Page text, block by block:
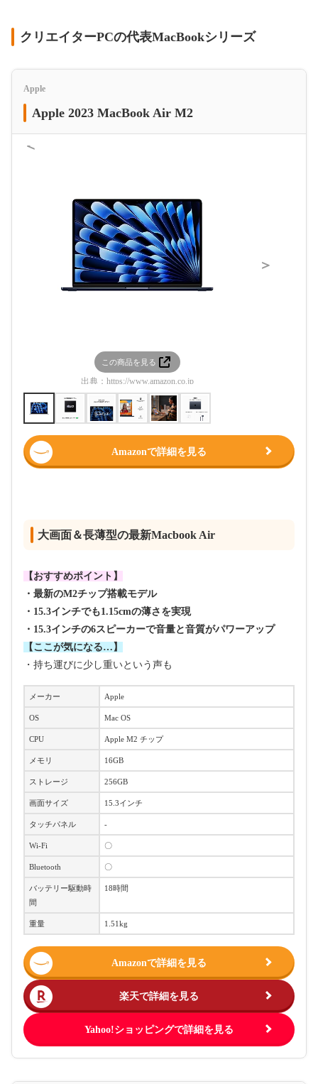
クリエイターPCの代表MacBookシリーズ
Apple
Apple 2023 MacBook Air M2
＜
この商品を見る
出典： https://www.amazon.co.jp
＞
Amazonで詳細を見る
大画面＆長薄型の最新Macbook Air
【おすすめポイント】
・最新のM2チップ搭載モデル
・15.3インチでも1.15cmの薄さを実現
・15.3インチの6スピーカーで音量と音質がパワーアップ
【ここが気になる…】
・持ち運びに少し重いという声も
メーカー Apple
OS Mac OS
CPU Apple M2 チップ
メモリ 16GB
ストレージ 256GB
画面サイズ 15.3インチ
タッチパネル -
Wi-Fi 〇
Bluetooth 〇
バッテリー駆動時
間
18時間
重量 1.51kg
Amazonで詳細を見る
楽天で詳細を見る
Yahoo!ショッピングで詳細を見る